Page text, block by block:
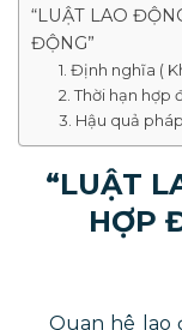
“LUẬT LAO
ĐỘNG”
1. Định nghĩa (
2. Thời hạn hợp
3. Hậu quả
“LUẬT
HỢP
Quan hê lao